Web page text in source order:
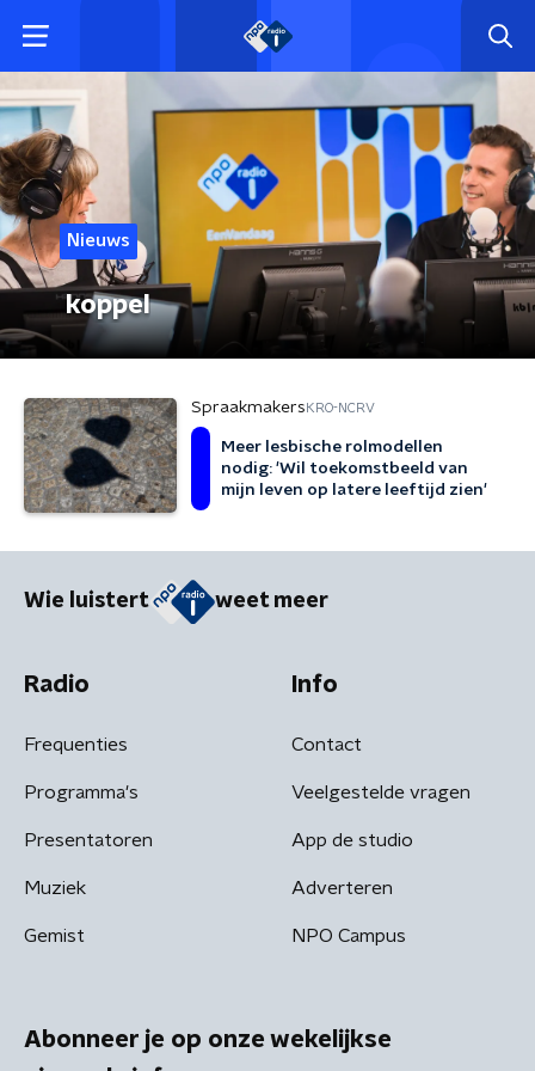
Nieuws
koppel
Spraakmakers KRO-NCRV
Meer lesbische rolmodellen
nodig: 'Wil toekomstbeeld van
mijn leven op latere leeftijd zien'
Wie luistert weet meer
Radio
Frequenties
Programma's
Presentatoren
Muziek
Gemist
Info
Contact
Veelgestelde vragen
App de studio
Adverteren
NPO Campus
Abonneer je op onze wekelijkse